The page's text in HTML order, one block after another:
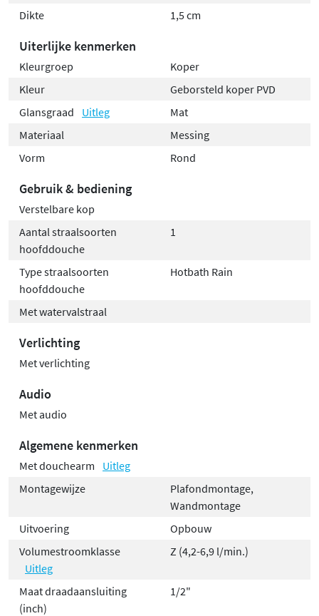
Dikte
1,5 cm
Uiterlijke kenmerken
Kleurgroep
Koper
Kleur
Geborsteld koper PVD
Glansgraad
Uitleg
Mat
Materiaal
Messing
Vorm
Rond
Gebruik & bediening
Verstelbare kop
Aantal straalsoorten
hoofddouche
1
Type straalsoorten
hoofddouche
Hotbath Rain
Met watervalstraal
Verlichting
Met verlichting
Audio
Met audio
Algemene kenmerken
Met douchearm
Uitleg
Montagewijze
Plafondmontage,
Wandmontage
Uitvoering
Opbouw
Volumestroomklasse
Uitleg
Z (4,2-6,9 l/min.)
Maat draadaansluiting
(inch)
1/2"